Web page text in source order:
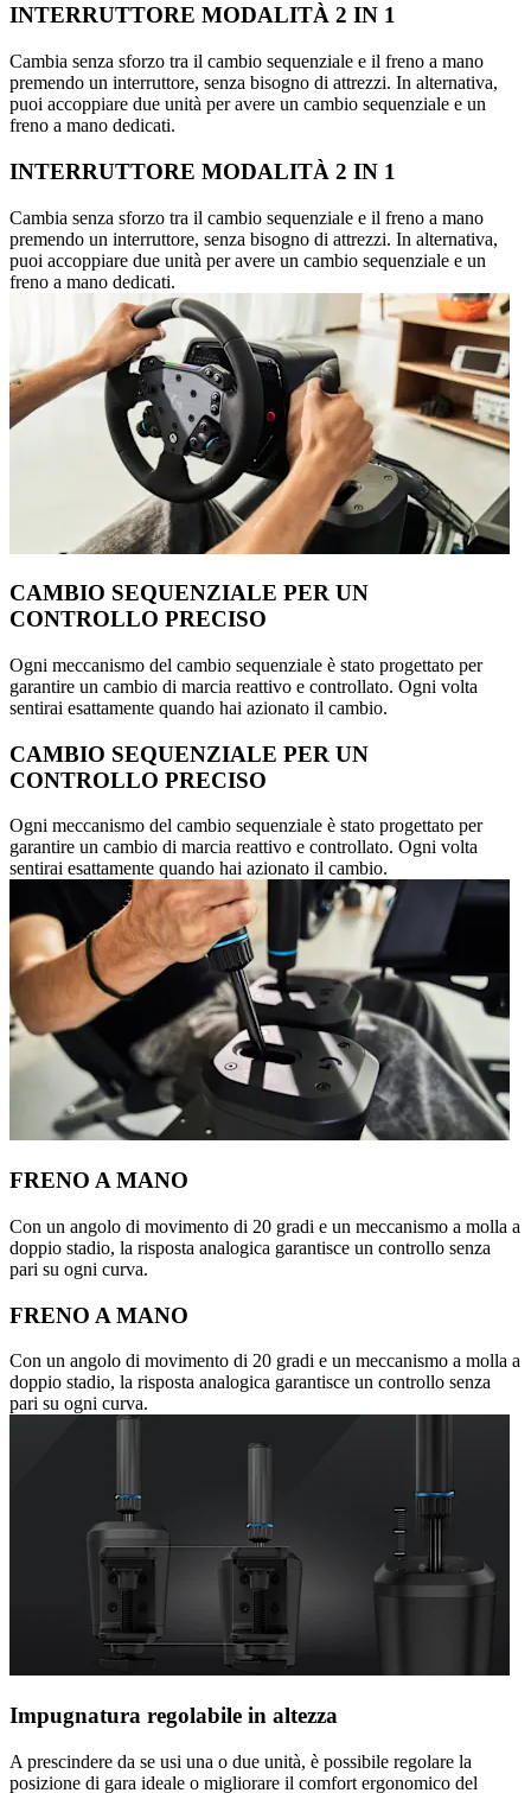
INTERRUTTORE MODALITÀ 2 IN 1
Cambia senza sforzo tra il cambio sequenziale e il freno a mano
premendo un interruttore, senza bisogno di attrezzi. In alternativa,
puoi accoppiare due unità per avere un cambio sequenziale e un
freno a mano dedicati.
INTERRUTTORE MODALITÀ 2 IN 1
Cambia senza sforzo tra il cambio sequenziale e il freno a mano
premendo un interruttore, senza bisogno di attrezzi. In alternativa,
puoi accoppiare due unità per avere un cambio sequenziale e un
freno a mano dedicati.
CAMBIO SEQUENZIALE PER UN
CONTROLLO PRECISO
Ogni meccanismo del cambio sequenziale è stato progettato per
garantire un cambio di marcia reattivo e controllato. Ogni volta
sentirai esattamente quando hai azionato il cambio.
CAMBIO SEQUENZIALE PER UN
CONTROLLO PRECISO
Ogni meccanismo del cambio sequenziale è stato progettato per
garantire un cambio di marcia reattivo e controllato. Ogni volta
sentirai esattamente quando hai azionato il cambio.
FRENO A MANO
Con un angolo di movimento di 20 gradi e un meccanismo a molla a
doppio stadio, la risposta analogica garantisce un controllo senza
pari su ogni curva.
FRENO A MANO
Con un angolo di movimento di 20 gradi e un meccanismo a molla a
doppio stadio, la risposta analogica garantisce un controllo senza
pari su ogni curva.
Impugnatura regolabile in altezza
A prescindere da se usi una o due unità, è possibile regolare la
posizione di gara ideale o migliorare il comfort ergonomico del